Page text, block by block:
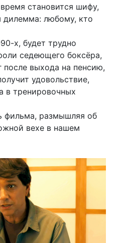
становится шифу,
дилемма: любому, кто
х, будет трудно
седеющего боксёра,
после выхода на пенсию,
удовольствие,
в тренировочных
фильма, размышляя об
вехе в нашем